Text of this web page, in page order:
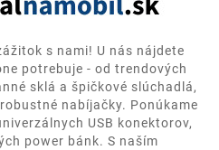
s nami! U nás nájdete
potrebuje - od trendových
sklá a špičkové slúchadlá,
nabíjačky. Ponúkame
USB konektorov,
power bánk. S naším